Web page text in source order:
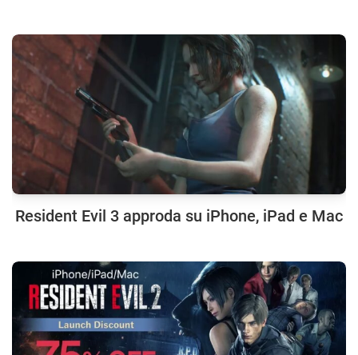
Resident Evil 3 approda su iPhone, iPad e Mac